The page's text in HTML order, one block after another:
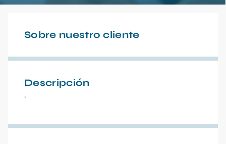
Sobre nuestro cliente
Descripción
.